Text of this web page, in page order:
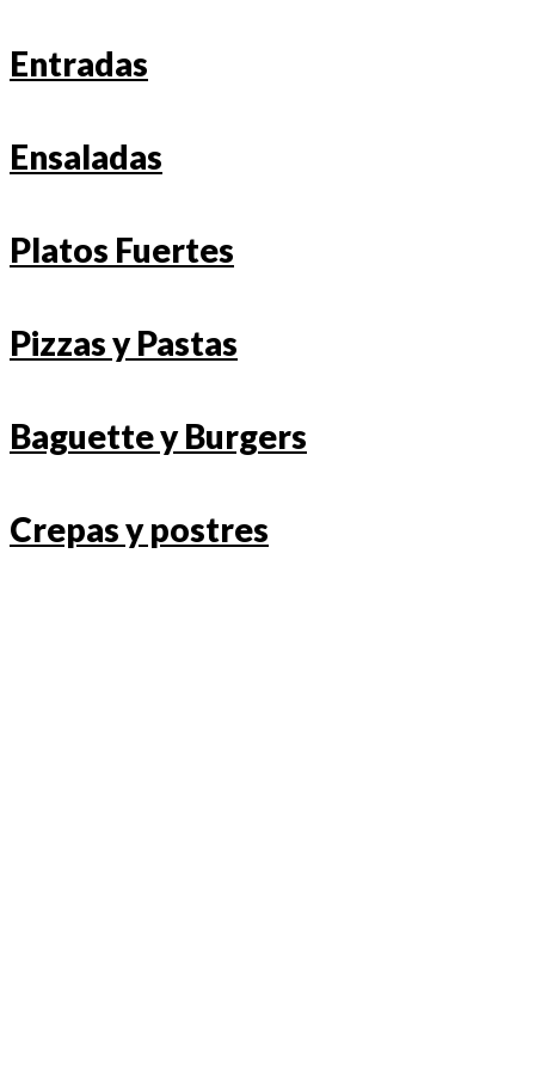
Entradas
Ensaladas
Platos Fuertes
Pizzas y Pastas
Baguette y Burgers
Crepas y postres